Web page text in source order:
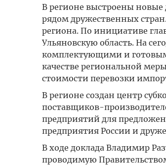
В регионе выстроены новые
рядом дружественных
региона. По инициативе
Ульяновскую область. На
комплектующими и
качестве региональной
стоимости перевозки
В регионе создан центр
поставщиков-
предприятий для
предприятия России и
В ходе доклада Владимир
проводимую